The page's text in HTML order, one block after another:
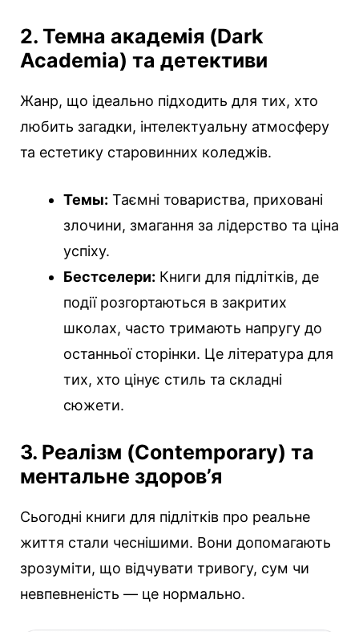
2. Темна академія (Dark
Academia) та детективи
Жанр, що ідеально підходить для тих, хто
любить загадки, інтелектуальну атмосферу
та естетику старовинних коледжів.
Темы: Таємні товариства, приховані
злочини, змагання за лідерство та ціна
успіху.
Бестселери: Книги для підлітків, де
події розгортаються в закритих
школах, часто тримають напругу до
останньої сторінки. Це література для
тих, хто цінує стиль та складні
сюжети.
3. Реалізм (Contemporary) та
ментальне здоров’я
Сьогодні книги для підлітків про реальне
життя стали чеснішими. Вони допомагають
зрозуміти, що відчувати тривогу, сум чи
невпевненість — це нормально.